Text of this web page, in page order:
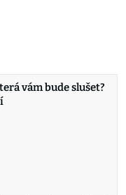
vám bude slušet?